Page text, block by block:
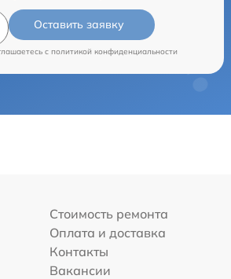
Оставить заявку
c политикой конфиденциальности
Стоимость ремонта
Оплата и доставка
Контакты
Вакансии